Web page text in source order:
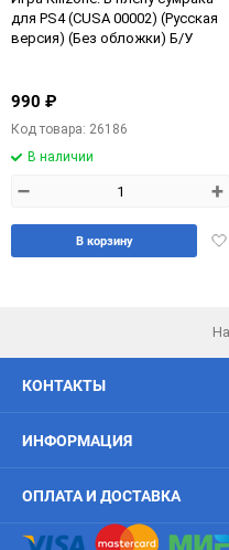
для PS4 (CUSA 00002) (Русская
версия) (Без обложки) Б/У
990 ₽
Код товара: 26186
В наличии
– +
В корзину
КОНТАКТЫ
ИНФОРМАЦИЯ
ОПЛАТА И ДОСТАВКА